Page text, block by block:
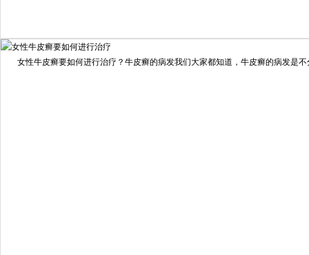
我要咨询 我要预约
女性牛皮癣要如何进行治疗？牛皮癣的病发我们大家都知道，牛皮癣的病发是不